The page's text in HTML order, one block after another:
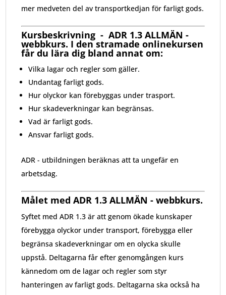
mer medveten del av transportkedjan för farligt gods.
Kursbeskrivning - ADR 1.3 ALLMÄN -
webbkurs. I den stramade onlinekursen
får du lära dig bland annat om:
Vilka lagar och regler som gäller.
Undantag farligt gods.
Hur olyckor kan förebyggas under trasport.
Hur skadeverkningar kan begränsas.
Vad är farligt gods.
Ansvar farligt gods.
ADR - utbildningen beräknas att ta ungefär en
arbetsdag.
Målet med ADR 1.3 ALLMÄN - webbkurs.
Syftet med ADR 1.3 är att genom ökade kunskaper
förebygga olyckor under transport, förebygga eller
begränsa skadeverkningar om en olycka skulle
uppstå. Deltagarna får efter genomgången kurs
kännedom om de lagar och regler som styr
hanteringen av farligt gods. Deltagarna ska också ha